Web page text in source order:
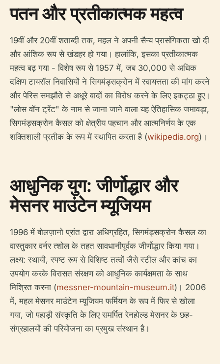
पतन और प्रतीकात्मक महत्व
19वीं और 20वीं शताब्दी तक, महल ने अपनी सैन्य प्रासंगिकता खो दी
और आंशिक रूप से खंडहर हो गया। हालांकि, इसका प्रतीकात्मक
महत्व बढ़ गया - विशेष रूप से 1957 में, जब 30,000 से अधिक
दक्षिण टायरॉल निवासियों ने सिगमंड्सक्रोन में स्वायत्तता की मांग करने
और पेरिस समझौते से अधूरे वादों का विरोध करने के लिए इकट्ठा हुए।
"लोस वॉन ट्रेंट" के नाम से जाना जाने वाला यह ऐतिहासिक जमावड़ा,
सिगमंड्सक्रोन कैसल को क्षेत्रीय पहचान और आत्मनिर्णय के एक
शक्तिशाली प्रतीक के रूप में स्थापित करता है (wikipedia.org)।
आधुनिक युग: जीर्णोद्धार और
मेसनर माउंटेन म्यूजियम
1996 में बोलज़ानो प्रांत द्वारा अधिग्रहित, सिगमंड्सक्रोन कैसल का
वास्तुकार वर्नर त्शोल के तहत सावधानीपूर्वक जीर्णोद्धार किया गया।
लक्ष्य: स्थायी, स्पष्ट रूप से विशिष्ट तत्वों जैसे स्टील और कांच का
उपयोग करके विरासत संरक्षण को आधुनिक कार्यक्षमता के साथ
मिश्रित करना (messner-mountain-museum.it)। 2006
में, महल मेसनर माउंटेन म्यूजियम फर्मियन के रूप में फिर से खोला
गया, जो पहाड़ी संस्कृति के लिए समर्पित रेनहोल्ड मेसनर के छह-
संग्रहालयों की परियोजना का प्रमुख संस्थान है।